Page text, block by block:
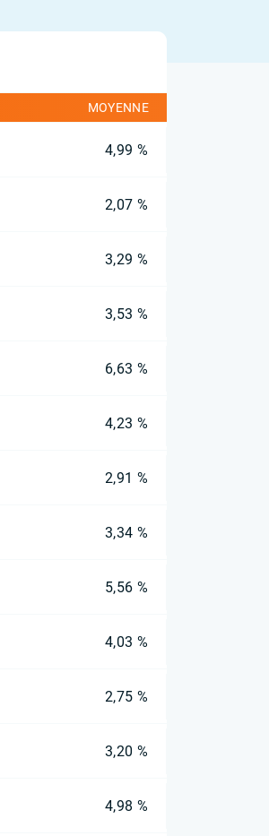
MOYENNE
4,99 %
2,07 %
3,29 %
3,53 %
6,63 %
4,23 %
2,91 %
3,34 %
5,56 %
4,03 %
2,75 %
3,20 %
4,98 %